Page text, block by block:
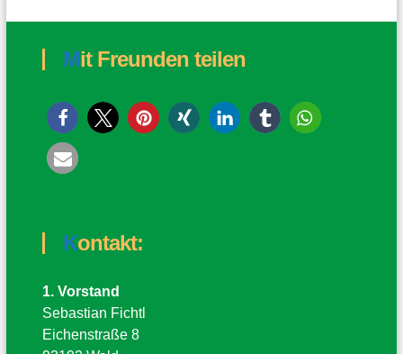
Mit Freunden teilen
Kontakt:
1. Vorstand
Sebastian Fichtl
Eichenstraße 8